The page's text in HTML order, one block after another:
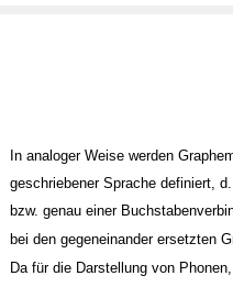
In analoger Weise werden
geschriebener Sprache definiert,
bzw. genau einer
bei den gegeneinander ersetzten
Da für die Darstellung von